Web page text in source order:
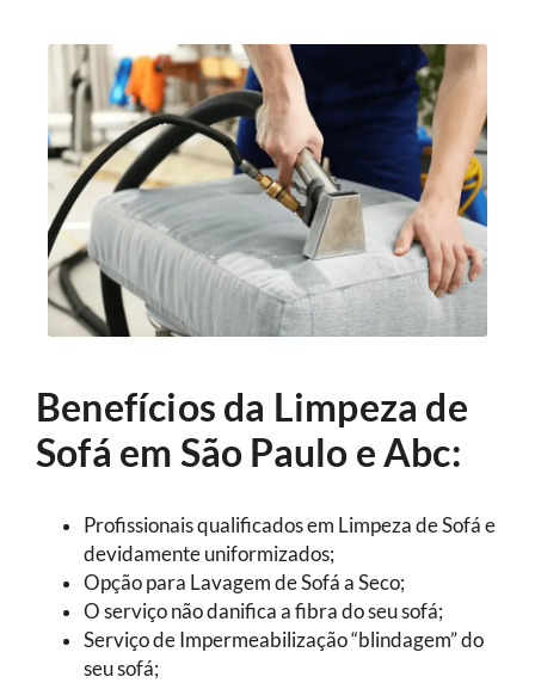
Benefícios da Limpeza de
Sofá em São Paulo e Abc:
Profissionais qualificados em Limpeza de Sofá e
devidamente uniformizados;
Opção para Lavagem de Sofá a Seco;
O serviço não danifica a fibra do seu sofá;
Serviço de Impermeabilização “blindagem” do
seu sofá;